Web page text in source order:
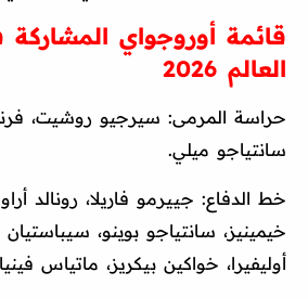
قائمة أوروجواي
العالم 2026
حراسة المرمى: سيرجيو روشيت،
سانتياجو ميلي.
خط الدفاع: جييرمو فاريلا، رونالد
خيمينيز، سانتياجو بوينو،
أوليفيرا، خواكين بيكريز، ماتياس